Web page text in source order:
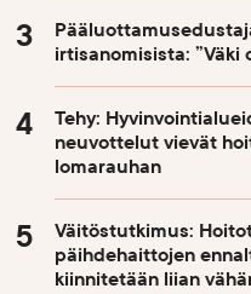
irtisanomisista: ”Väki
Tehy:
neuvottelut vievät
lomarauhan
Väitöstutkimus:
päihdehaittojen
kiinnitetään liian